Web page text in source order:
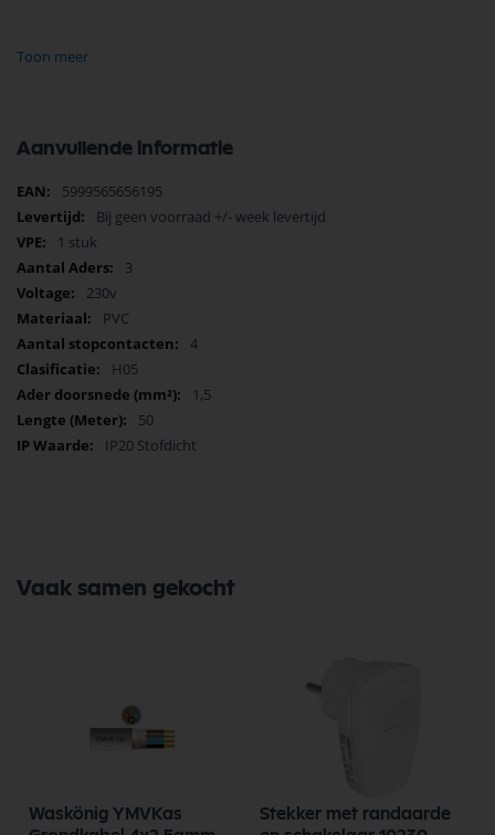
gereedschapscollectie niet. Bestel vandaag nog en ervaar
Toon meer
Aanvullende informatie
Meer
informatie
5999565656195
Bij geen voorraad +/- week levertijd
1 stuk
3
230v
PVC
4
H05
1,5
50
IP20 Stofdicht
Vaak samen gekocht
Waskönig YMVKas
Stekker met randaarde